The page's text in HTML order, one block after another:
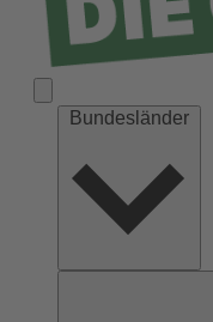
Bundesländer